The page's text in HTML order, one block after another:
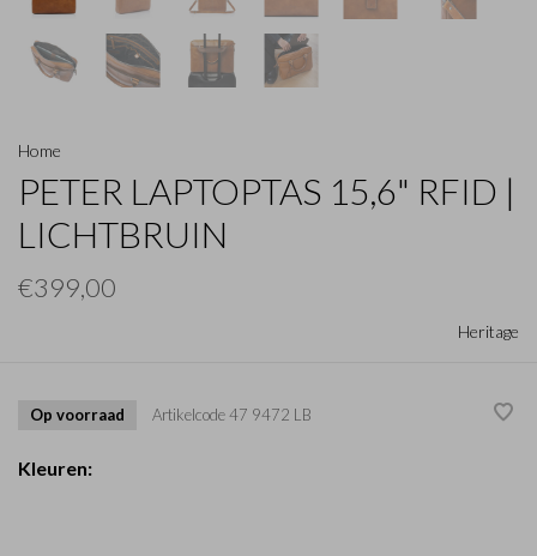
Home
PETER LAPTOPTAS 15,6" RFID |
LICHTBRUIN
€399,00
Heritage
Op voorraad Artikelcode47 9472 LB
Kleuren: